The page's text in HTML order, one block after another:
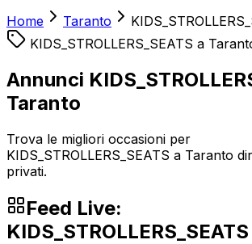
Home Taranto
KIDS_STROLLERS_SEATS a
Annunci
Taranto
Trova le migliori occasioni per
KIDS_STROLLERS_SEATS a Taranto
privati.
Feed Live:
KIDS_STROLLERS_SEATS